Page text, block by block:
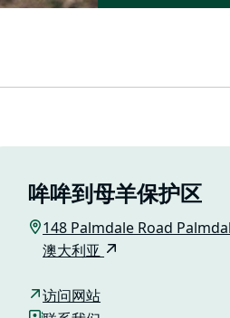
哞哞到母羊保护区
148 Palmdale Road
澳大利亚
访问网站